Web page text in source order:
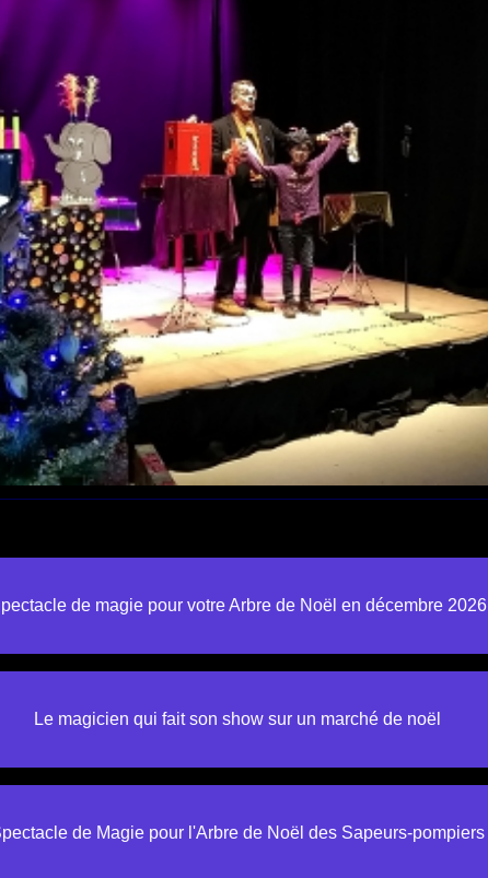
de magie pour votre Arbre de Noël en décembre 2026
Le magicien qui fait son show sur un marché de noël
de Magie pour l'Arbre de Noël des Sapeurs-pompiers